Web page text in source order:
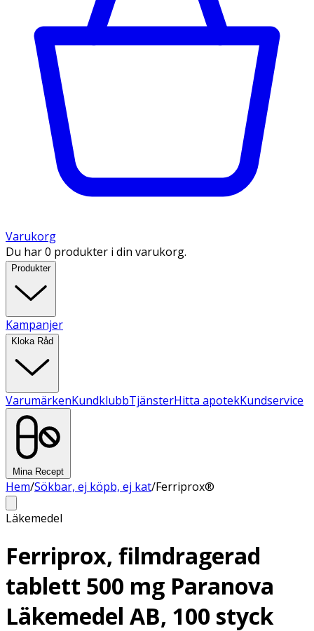
Varukorg
Du har 0 produkter i din varukorg.
Produkter
Kampanjer
Kloka Råd
VarumärkenKundklubbTjänsterHitta apotekKundservice
Mina Recept
Hem/Sökbar, ej köpb, ej kat/Ferriprox®
Läkemedel
Ferriprox, filmdragerad
tablett 500 mg Paranova
Läkemedel AB, 100 styck